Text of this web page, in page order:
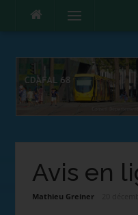
Menu
Avis en
Mathieu Greiner